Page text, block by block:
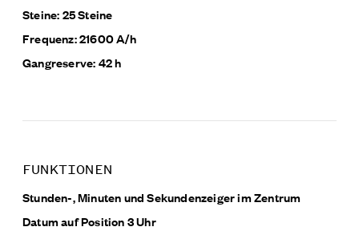
Steine: 25 Steine
Frequenz: 21600 A/h
Gangreserve: 42 h
FUNKTIONEN
Stunden-, Minuten und Sekundenzeiger im Zentrum
Datum auf Position 3 Uhr